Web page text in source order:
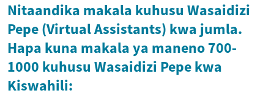
Nitaandika makala kuhusu Wasaidizi
Pepe (Virtual Assistants) kwa jumla.
Hapa kuna makala ya maneno 700-
1000 kuhusu Wasaidizi Pepe kwa
Kiswahili: